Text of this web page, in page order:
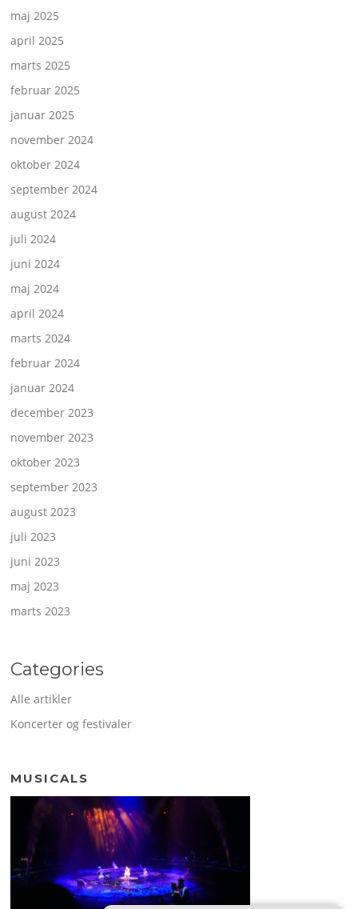
maj 2025
april 2025
marts 2025
februar 2025
januar 2025
november 2024
oktober 2024
september 2024
august 2024
juli 2024
juni 2024
maj 2024
april 2024
marts 2024
februar 2024
januar 2024
december 2023
november 2023
oktober 2023
september 2023
august 2023
juli 2023
juni 2023
maj 2023
marts 2023
Categories
Alle artikler
Koncerter og festivaler
MUSICALS